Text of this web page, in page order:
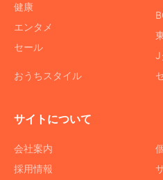
健康
エンタメ
セール
おうちスタイル
J
サイトについて
会社案内
採用情報